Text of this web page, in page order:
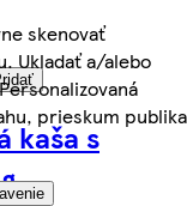
skenovať
Ukladať a/alebo
prieskum publika
kaša s